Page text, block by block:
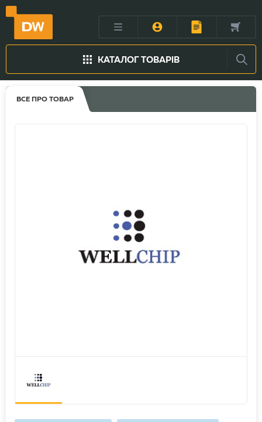
КАТАЛОГ ТОВАРІВ
ВСЕ ПРО ТОВАР